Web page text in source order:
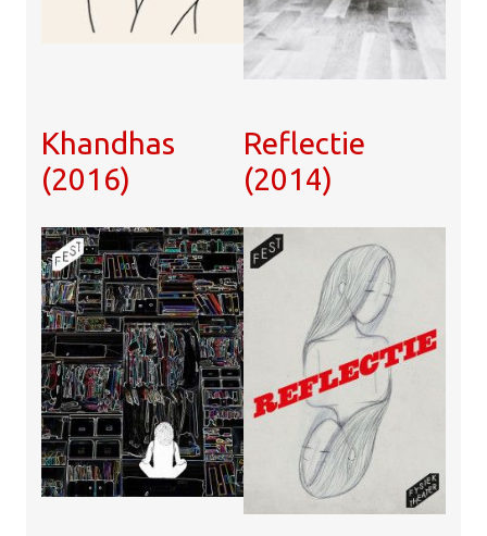
Khandhas
(2016)
Reflectie
(2014)